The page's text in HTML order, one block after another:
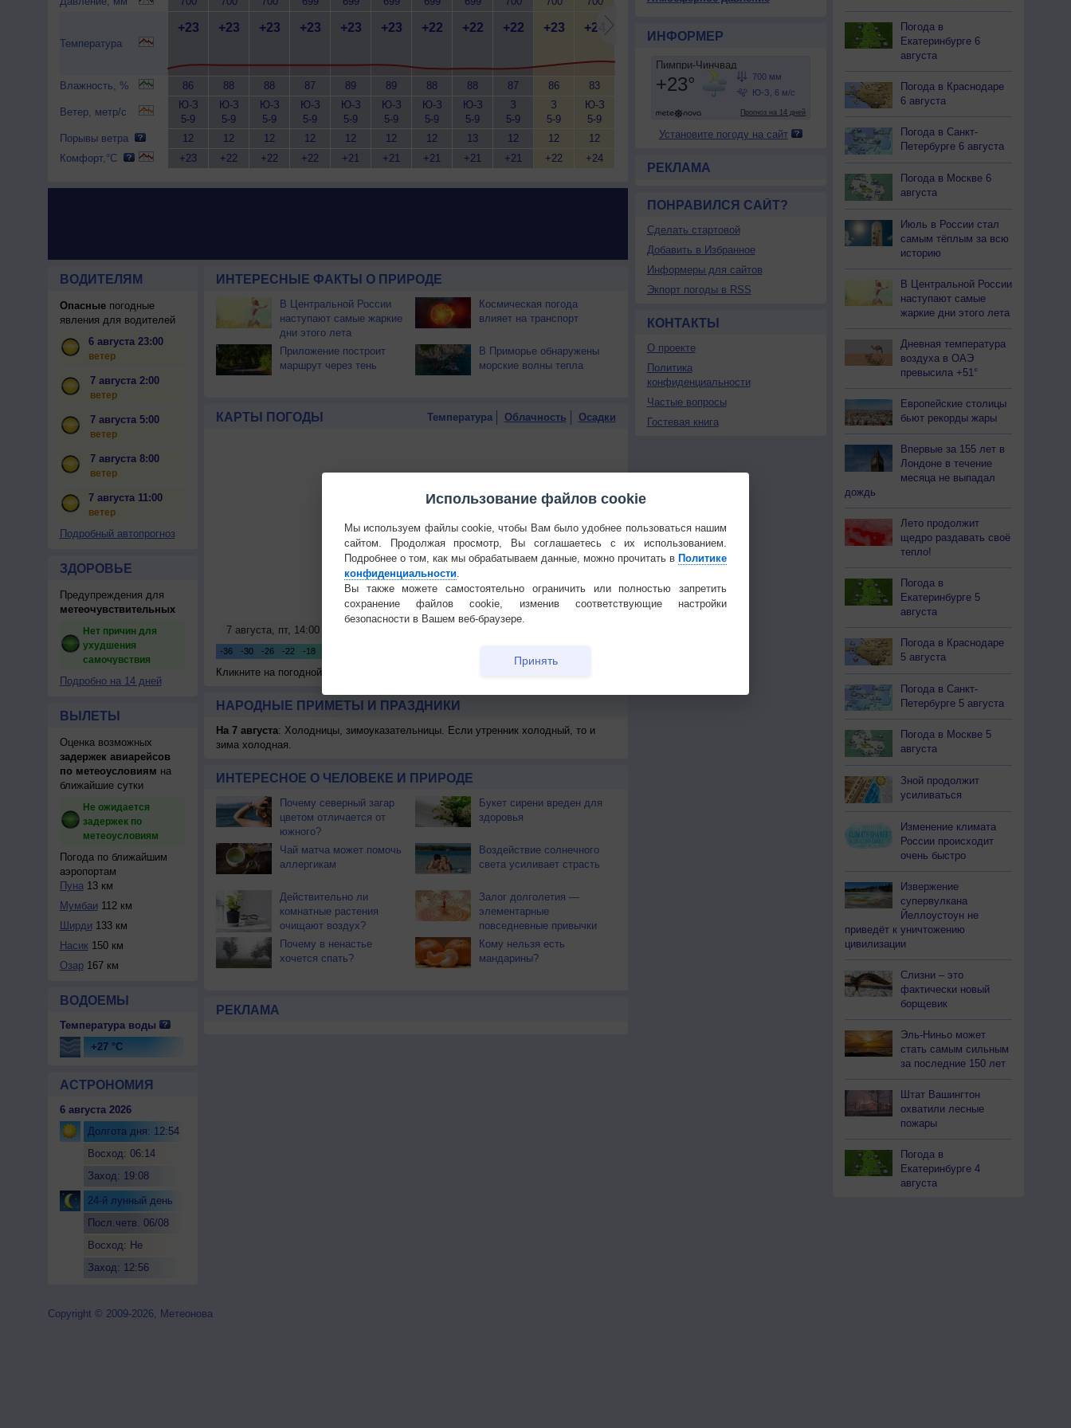
Температура
Влажность, %
Ветер, метр/с
Порывы ветра
Комфорт,°C
+23
86
Ю-З
5-9
12
+23
+23
88
Ю-З
5-9
12
+22
+23
88
Ю-З
5-9
12
+22
+23
87
Ю-З
5-9
12
+22
+23
89
Ю-З
5-9
12
+21
+23
89
Ю-З
5-9
12
+21
+22
88
Ю-З
5-9
12
+21
+22
88
Ю-З
5-9
13
+21
+22
87
З
5-9
12
+21
+23
86
З
5-9
12
+22
+24
83
Ю-З
5-9
12
+24
74
7-12
12
12
7-12
12
7-12
12
+28
+26
75
Ю-З
11
+27
+25
78
Ю-З
11
81
11
84
ВОДИТЕЛЯМ
Опасныепогодные
явления для водителей
6 августа 23:00
ветер
7 августа 2:00
ветер
7 августа 5:00
ветер
7 августа 8:00
ветер
7 августа 11:00
ветер
Подробный автопрогноз
ЗДОРОВЬЕ
Предупреждения для
метеочувствительных
Нет причин для
ухудшения
самочувствия
Подробно на 14 дней
ВЫЛЕТЫ
Оценка возможных
задержек авиарейсов
по метеоусловиям на
ближайшие сутки
Не ожидается
задержек по
метеоусловиям
Погода по ближайшим
аэропортам
Пуна13 км
Мумбаи 112 км
Ширди 133 км
Насик150 км
Озар167 км
ВОДОЕМЫ
Температура воды
+27 °C
АСТРОНОМИЯ
6 августа 2026
Долгота дня: 12:54
Восход: 06:14
Заход: 19:08
24-й лунный день
Посл.четв. 06/08
Восход: Не
Заход: 12:56
ИНТЕРЕСНЫЕ ФАКТЫ О ПРИРОДЕ
В Центральной России
наступают самые жаркие
дни этого лета
Космическая погода
влияет на транспорт
Приложение построит
маршрут через тень
В Приморье обнаружены
морские волны тепла
КАРТЫ ПОГОДЫ Температура Облачность Осадки
Кликните на погодной карте для получения подробных данных
НАРОДНЫЕ ПРИМЕТЫ И ПРАЗДНИКИ
На 7 августа: Холодницы, зимоуказательницы. Если утренник холодный, то и
зима холодная.
ИНТЕРЕСНОЕ О ЧЕЛОВЕКЕ И ПРИРОДЕ
Почему северный загар
цветом отличается от
южного?
Букет сирени вреден для
здоровья
Чай матча может помочь
аллергикам
Воздействие солнечного
света усиливает страсть
Действительно ли
комнатные растения
очищают воздух?
Залог долголетия —
элементарные
повседневные привычки
Почему в ненастье
хочется спать?
Кому нельзя есть
мандарины?
РЕКЛАМА
ИНФОРМЕР
Установите погоду на сайт
РЕКЛАМА
ПОНРАВИЛСЯ САЙТ?
Сделать стартовой
Добавить в Избранное
Информеры для сайтов
Экпорт погоды в RSS
КОНТАКТЫ
О проекте
Политика
конфиденциальности
Частые вопросы
Гостевая книга
Погода в
Екатеринбурге 6
августа
Погода в Краснодаре
6 августа
Погода в Санкт-
Петербурге 6 августа
Погода в Москве 6
августа
Июль в России стал
самым тёплым за всю
историю
В Центральной России
наступают самые
жаркие дни этого лета
Дневная температура
воздуха в ОАЭ
превысила +51°
Европейские столицы
бьют рекорды жары
Впервые за 155 лет в
Лондоне в течение
месяца не выпадал
дождь
Лето продолжит
щедро раздавать своё
тепло!
Погода в
Екатеринбурге 5
августа
Погода в Краснодаре
5 августа
Погода в Санкт-
Петербурге 5 августа
Погода в Москве 5
августа
Зной продолжит
усиливаться
Изменение климата
России происходит
очень быстро
Извержение
супервулкана
Йеллоустоун не
приведёт к уничтожению
цивилизации
Слизни – это
фактически новый
борщевик
Эль-Ниньо может
стать самым сильным
за последние 150 лет
Штат Вашингтон
охватили лесные
пожары
Погода в
Екатеринбурге 4
августа
Copyright © 2009-2026, Метеонова
Использование файлов cookie
Мы используем файлы cookie, чтобы Вам было удобнее пользоваться нашим
сайтом. Продолжая просмотр, Вы соглашаетесь с их использованием.
Подробнее о том, как мы обрабатываем данные, можно прочитать в Политике
конфиденциальности
Вы также можете самостоятельно ограничить или полностью запретить
сохранение файлов cookie, изменив соответствующие настройки
безопасности в Вашем веб-браузере.
Принять